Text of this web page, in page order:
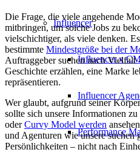
Influencer
Influencer x
Influencer
Performance
Die Frage, die viele angehende
mitbringen, um solche Jobs zu
vielschichtiger, als viele denken.
bestimmte Mindestgröße bei der
Auftraggeber suchen nach Vielfalt
Geschichte erzählen, eine Marke
repräsentieren.
Wer glaubt, aufgrund seiner
sollte sich unsere Informationen zu
oderCurvy Model werden
und Agenturen wie unsere suchen
Persönlichkeiten – nicht nach